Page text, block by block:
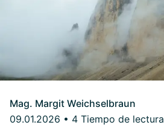
Mag. Margit Weichselbraun
09.01.2026 • 4 Tiempo de lectura